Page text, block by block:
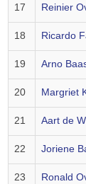
17 Reinier
18 Ricardo
19 Arno
20 Margriet
21 Aart de
22 Joriene
23 Ronald